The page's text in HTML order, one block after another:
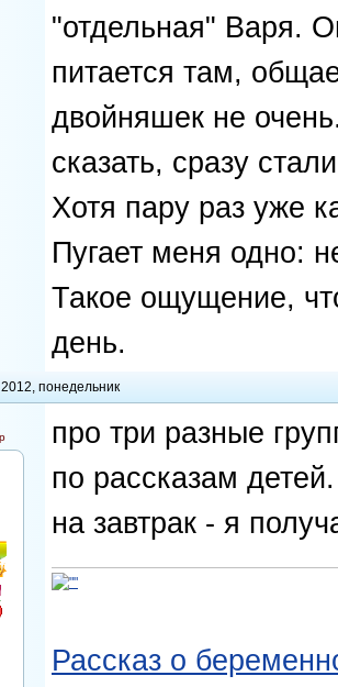
"отдельная" Варя.
питается там,
двойняшек не
сказать, сразу
Хотя пару раз уже
Пугает меня одно:
Такое ощущение,
день.
понедельник
про три разные
по рассказам
на завтрак - я
Рассказ о